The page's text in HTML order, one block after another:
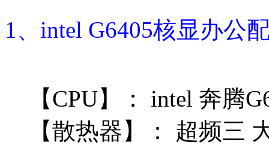
1、intel G6405核显办公
【CPU】：
intel 奔腾
【散热器】：
超频三